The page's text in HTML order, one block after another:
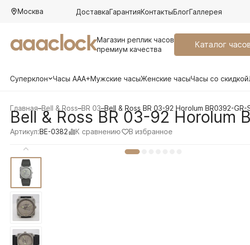
Москва ДоставкаГарантияКонтактыБлогГаллерея
aaaclockМагазин реплик часов
премиум качества
Каталог
Суперклон Часы AAA+Мужские часыЖенские часыЧасы со скидкой
Главная–Bell & Ross–BR 03–Bell & Ross BR 03-92 Horolum BR0392-GR-
Bell & Ross BR 03-92 Horolum
Артикул:BE-0382 К сравнению В избранное